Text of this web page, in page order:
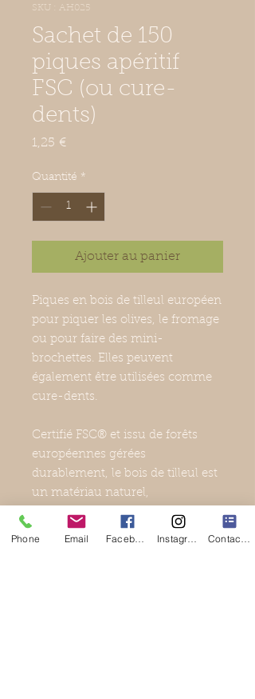
SKU : AH025
Sachet de 150
piques apéritif
FSC (ou cure-
dents)
1,25 €Prix
Quantité *
Ajouter au panier
Piques en bois de tilleul européen
pour piquer les olives, le fromage
ou pour faire des mini-
brochettes. Elles peuvent
également être utilisées comme
cure-dents.
Certifié FSC® et issu de forêts
européennes gérées
durablement, le bois de tilleul est
un matériau naturel,
renouvelable et biodégradable.
Ces piques à mini-brochettes
Phone Email